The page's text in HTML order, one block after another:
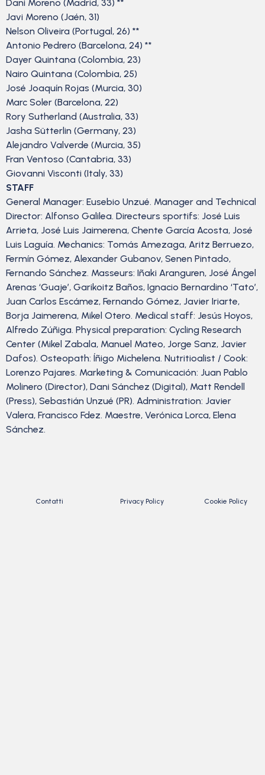
Dani Moreno (Madrid, 33) **
Javi Moreno (Jaén, 31)
Nelson Oliveira (Portugal, 26) **
Antonio Pedrero (Barcelona, 24) **
Dayer Quintana (Colombia, 23)
Nairo Quintana (Colombia, 25)
José Joaquín Rojas (Murcia, 30)
Marc Soler (Barcelona, 22)
Rory Sutherland (Australia, 33)
Jasha Sütterlin (Germany, 23)
Alejandro Valverde (Murcia, 35)
Fran Ventoso (Cantabria, 33)
Giovanni Visconti (Italy, 33)
STAFF
General Manager: Eusebio Unzué. Manager and Technical
Director: Alfonso Galilea. Directeurs sportifs: José Luis
Arrieta, José Luis Jaimerena, Chente García Acosta, José
Luis Laguía. Mechanics: Tomás Amezaga, Aritz Berruezo,
Fermín Gómez, Alexander Gubanov, Senen Pintado,
Fernando Sánchez. Masseurs: Iñaki Aranguren, José Ángel
Arenas ‘Guaje’, Garikoitz Baños, Ignacio Bernardino ‘Tato’,
Juan Carlos Escámez, Fernando Gómez, Javier Iriarte,
Borja Jaimerena, Mikel Otero. Medical staff: Jesús Hoyos,
Alfredo Zúñiga. Physical preparation: Cycling Research
Center (Mikel Zabala, Manuel Mateo, Jorge Sanz, Javier
Dafos). Osteopath: Íñigo Michelena. Nutritioalist / Cook:
Lorenzo Pajares. Marketing & Comunicación: Juan Pablo
Molinero (Director), Dani Sánchez (Digital), Matt Rendell
(Press), Sebastián Unzué (PR). Administration: Javier
Valera, Francisco Fdez. Maestre, Verónica Lorca, Elena
Sánchez.
Contatti Privacy Policy Cookie Policy